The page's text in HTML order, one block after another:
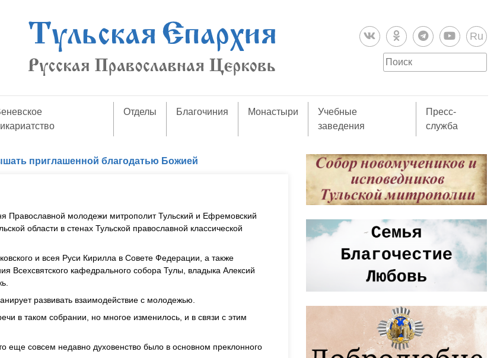
Ru
Отделы Благочиния Монастыри
Учебные
заведения
Пресс-
служба
приглашенной благодатью Божией
Православной молодежи митрополит Тульский и Ефремовский
области в стенах Тульской православной классической
и всея Руси Кирилла в Совете Федерации, а также
Всехсвятского кафедрального собора Тулы, владыка Алексий
развивать взаимодействие с молодежью.
в таком собрании, но многое изменилось, и в связи с этим
совсем недавно духовенство было в основном преклонного